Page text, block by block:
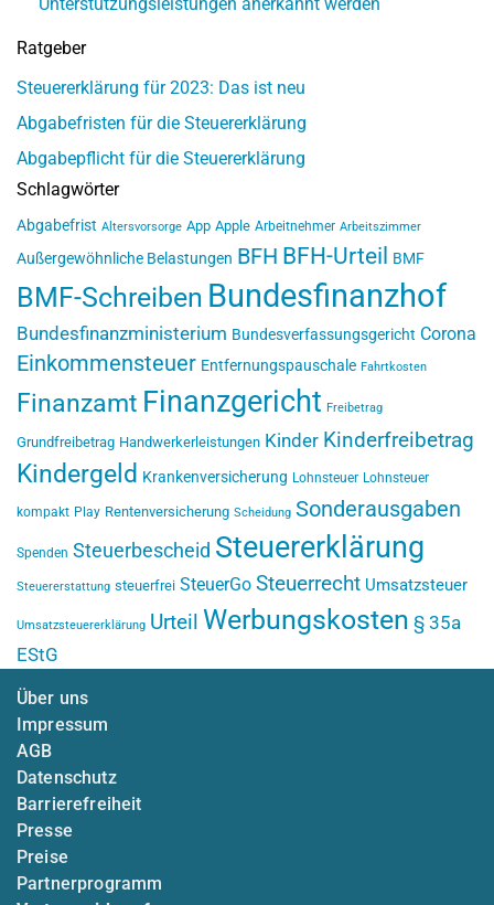
Ratgeber
Steuererklärung für 2023: Das ist neu
Abgabefristen für die Steuererklärung
Abgabepflicht für die Steuererklärung
Schlagwörter
Abgabefrist Altersvorsorge App Apple Arbeitnehmer Arbeitszimmer
Außergewöhnliche Belastungen BFH BFH-Urteil BMF
BMF-Schreiben Bundesfinanzhof
Bundesfinanzministerium Bundesverfassungsgericht Corona
Einkommensteuer Entfernungspauschale Fahrtkosten
Finanzamt Finanzgericht Freibetrag
Grundfreibetrag Handwerkerleistungen Kinder Kinderfreibetrag
Kindergeld Krankenversicherung Lohnsteuer Lohnsteuer
kompakt Play Rentenversicherung Scheidung Sonderausgaben
Spenden Steuerbescheid Steuererklärung
Steuererstattung steuerfrei SteuerGo Steuerrecht Umsatzsteuer
Umsatzsteuererklärung Urteil Werbungskosten § 35a
EStG
Über uns
Impressum
AGB
Datenschutz
Barrierefreiheit
Presse
Preise
Partnerprogramm